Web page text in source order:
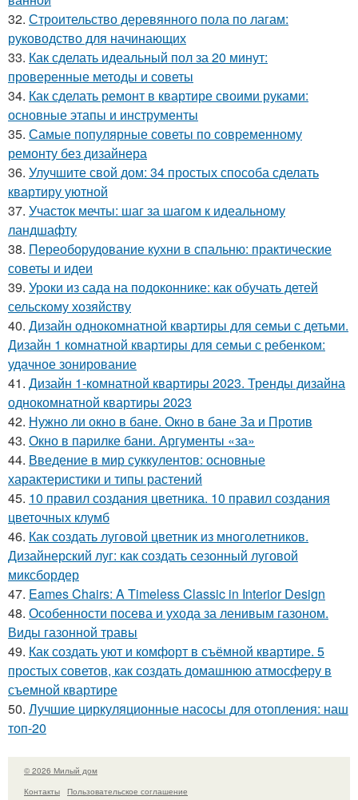
32. Строительство деревянного пола по лагам:
руководство для начинающих
33. Как сделать идеальный пол за 20 минут:
проверенные методы и советы
34. Как сделать ремонт в квартире своими руками:
основные этапы и инструменты
35. Самые популярные советы по современному
ремонту без дизайнера
36. Улучшите свой дом: 34 простых способа сделать
квартиру уютной
37. Участок мечты: шаг за шагом к идеальному
ландшафту
38. Переоборудование кухни в спальню: практические
советы и идеи
39. Уроки из сада на подоконнике: как обучать детей
сельскому хозяйству
40. Дизайн однокомнатной квартиры для семьи с детьми.
Дизайн 1 комнатной квартиры для семьи с ребенком:
удачное зонирование
41. Дизайн 1-комнатной квартиры 2023. Тренды дизайна
однокомнатной квартиры 2023
42. Нужно ли окно в бане. Окно в бане За и Против
43. Окно в парилке бани. Аргументы «за»
44. Введение в мир суккулентов: основные
характеристики и типы растений
45. 10 правил создания цветника. 10 правил создания
цветочных клумб
46. Как создать луговой цветник из многолетников.
Дизайнерский луг: как создать сезонный луговой
миксбордер
47. Eames Chairs: A Timeless Classic in Interior Design
48. Особенности посева и ухода за ленивым газоном.
Виды газонной травы
49. Как создать уют и комфорт в съёмной квартире. 5
простых советов, как создать домашнюю атмосферу в
съемной квартире
50. Лучшие циркуляционные насосы для отопления: наш
топ-20
© 2026 Милый дом
Контакты
Пользовательское соглашение